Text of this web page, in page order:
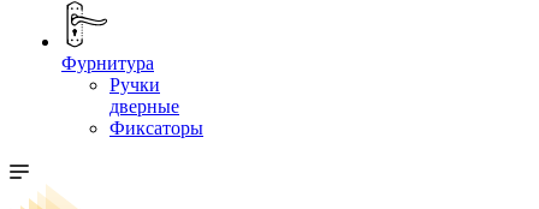
Фурнитура
Ручки
дверные
Фиксаторы